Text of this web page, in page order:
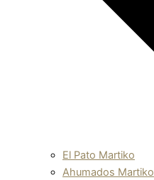
El Pato Martiko
Ahumados Martiko